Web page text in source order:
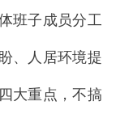
班子成员分工
、人居环境提
大重点，不搞